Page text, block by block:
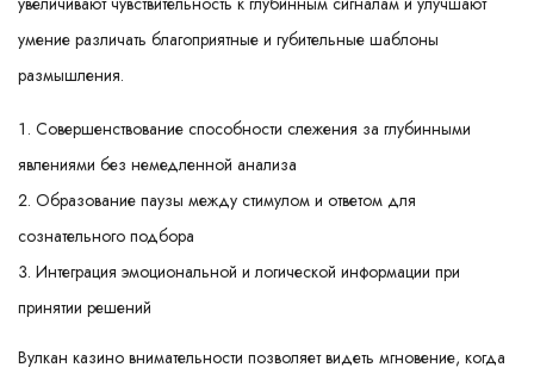
умение различать благоприятные и губительные шаблоны
размышления.
Совершенствование способности слежения за глубинными
явлениями без немедленной анализа
Образование паузы между стимулом и ответом для
сознательного подбора
Интеграция эмоциональной и логической информации при
принятии решений
Вулкан казино внимательности позволяет видеть мгновение, когда